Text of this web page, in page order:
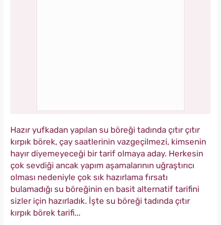
Hazır yufkadan yapılan su böreği tadında çıtır çıtır
kırpık börek, çay saatlerinin vazgeçilmezi, kimsenin
hayır diyemeyeceği bir tarif olmaya aday. Herkesin
çok sevdiği ancak yapım aşamalarının uğraştırıcı
olması nedeniyle çok sık hazırlama fırsatı
bulamadığı su böreğinin en basit alternatif tarifini
sizler için hazırladık. İşte su böreği tadında çıtır
kırpık börek tarifi...